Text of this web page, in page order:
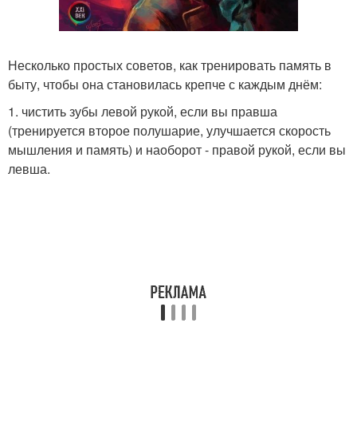
Несколько простых советов, как тренировать память в
быту, чтобы она становилась крепче с каждым днём:
1. чистить зубы левой рукой, если вы правша
(тренируется второе полушарие, улучшается скорость
мышления и память) и наоборот - правой рукой, если вы
левша.